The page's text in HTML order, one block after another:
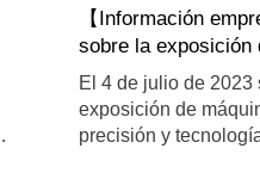
【Información
sobre la exposición
El 4 de julio de
exposición de
precisión y